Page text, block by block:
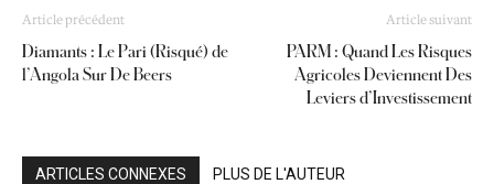
Article précédent
Diamants : Le Pari (Risqué) de
l’Angola Sur De Beers
Article suivant
PARM : Quand Les Risques
Agricoles Deviennent Des
Leviers d’Investissement
ARTICLES CONNEXES PLUS DE L'AUTEUR